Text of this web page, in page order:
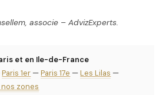
associe – AdvizExperts.
et en Ile-de-France
Paris 1er —Paris 17e —Les Lilas —
zones